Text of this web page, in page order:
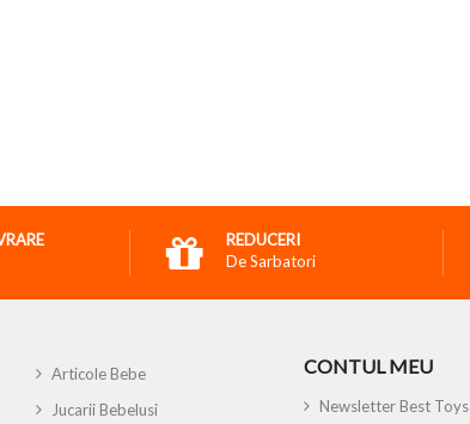
REDUCERI
De Sarbatori
Articole Bebe
Jucarii Bebelusi
CONTUL MEU
Newsletter Best Toys